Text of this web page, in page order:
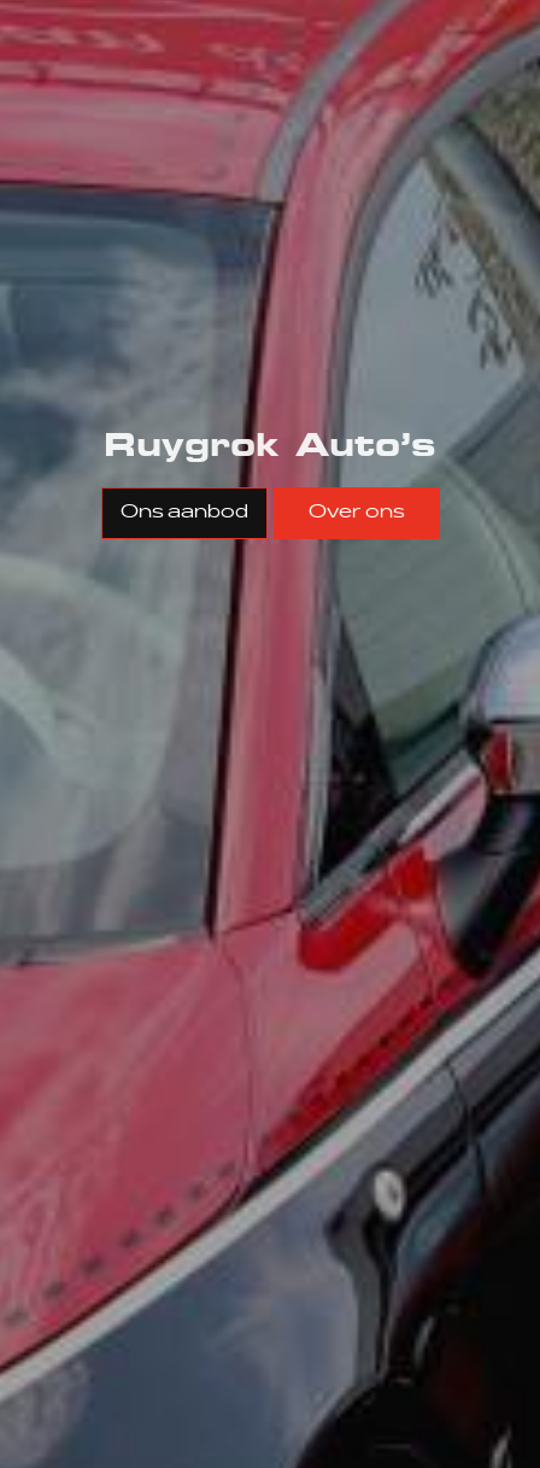
Ruygrok Auto’s
Ons aanbod Over ons